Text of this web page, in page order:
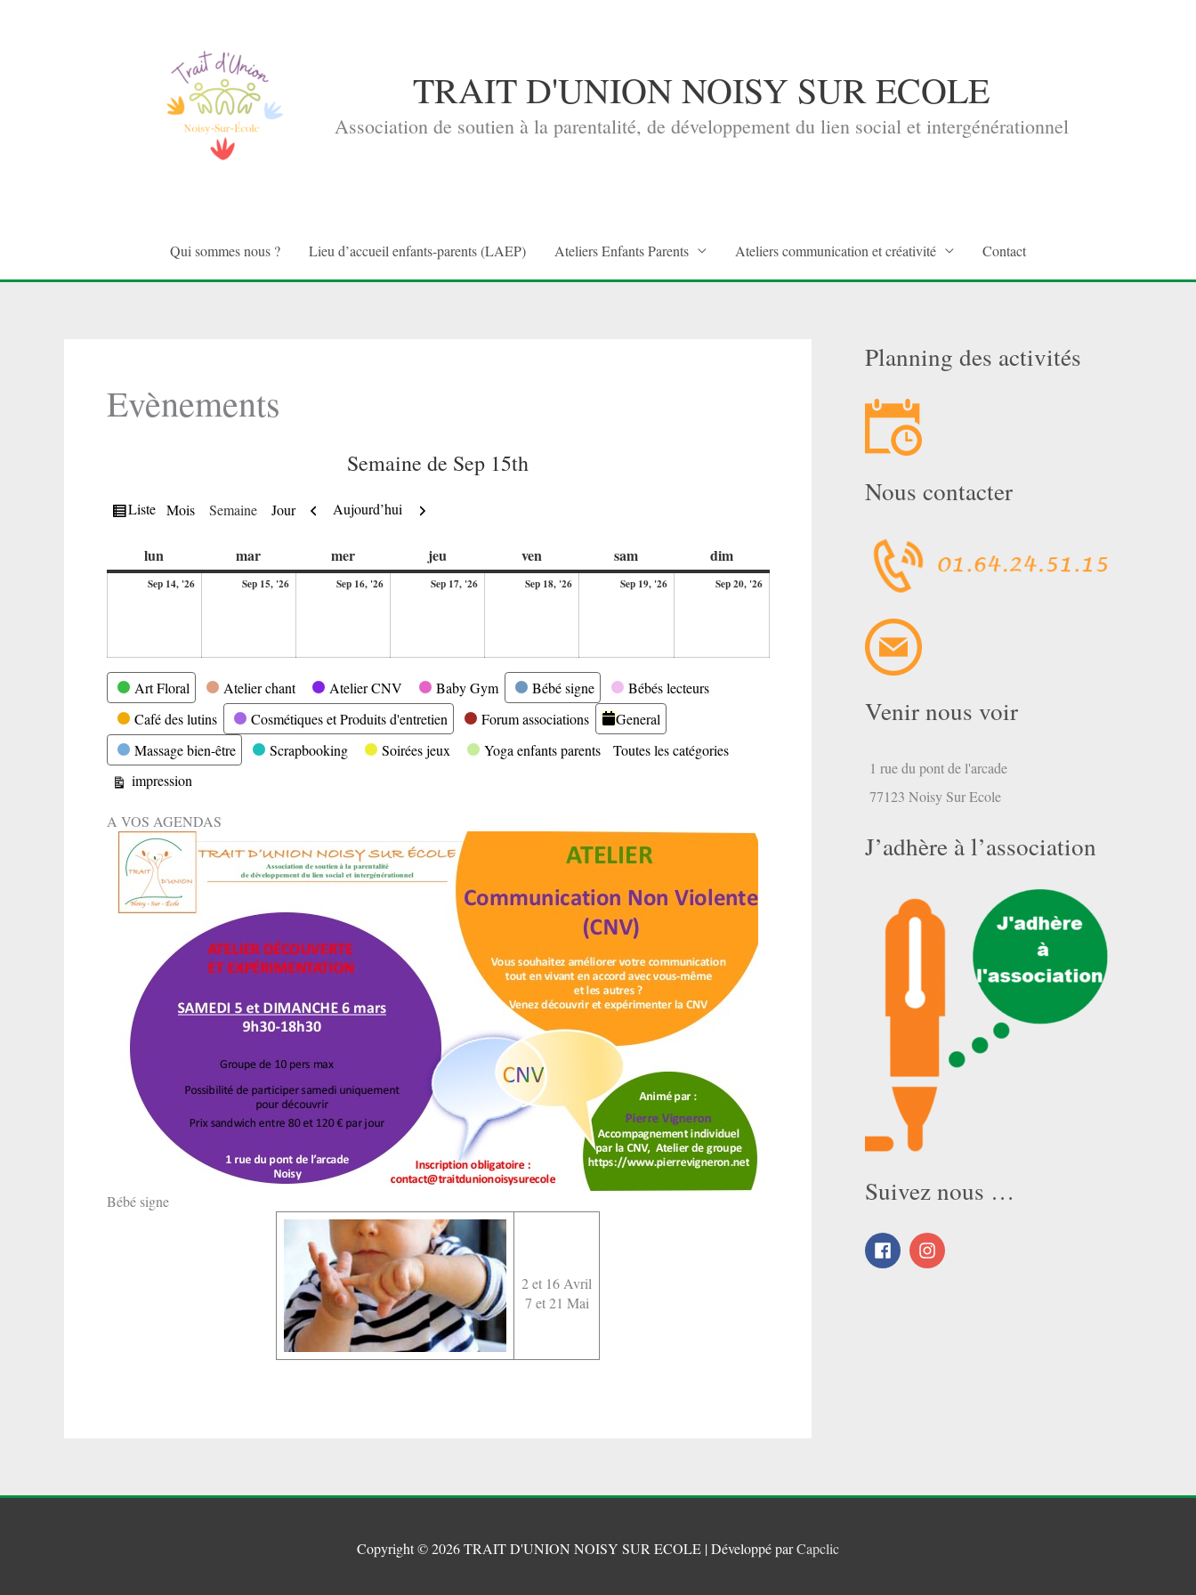
TRAIT D'UNION NOISY SUR ECOLE
Association de soutien à la parentalité, de développement du lien social et intergénérationnel
Qui sommes nous ? Lieu d’accueil enfants-parents (LAEP) Ateliers Enfants Parents Ateliers communication et créativité Contact
Evènements
Semaine de Sep 15th
Vue
Liste Mois Semaine Jour Précédent
Aujourd’hui Suivant
lun marmardi mermercredi jeujeudi venvendredi samsamedi dimdimanche
Sep 14, '2614
Sep 15, '2615
Sep 16, '2616
Sep 17, '2617
Sep 18, '2618
Sep 19, '2619
Sep 20, '2620
Catégories
Art Floral Atelier chant Atelier CNV Baby Gym Bébé signe
Bébés lecteurs
Café des lutins
Cosmétiques et Produits d'entretien Forum associations
General
Massage bien-être
Scrapbooking Soirées jeux Yoga enfants parents
Toutes les catégories
Vue
impression
A VOS AGENDAS
Bébé signe
2 et 16 Avril
7 et 21 Mai
Planning des activités
Nous contacter
Venir nous voir
1 rue du pont de l'arcade
77123 Noisy Sur Ecole
J’adhère à l’association
Suivez nous …
Copyright © 2026TRAIT D'UNION NOISY SUR ECOLE | Développé parCapclic